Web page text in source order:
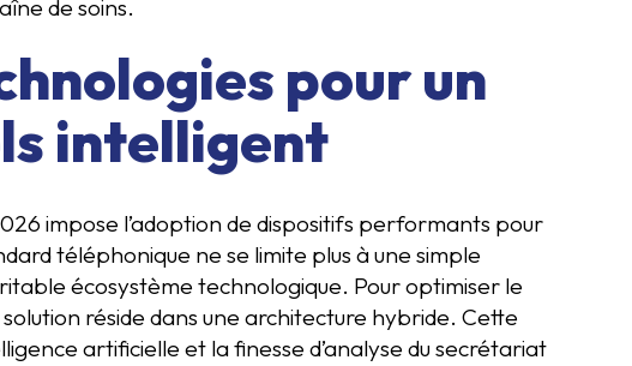
de soins.
pour un
intelligent
impose l’adoption de dispositifs performants pour
téléphonique ne se limite plus à une simple
écosystème technologique. Pour optimiser le
solution réside dans une architecture hybride. Cette
artificielle et la finesse d’analyse du secrétariat